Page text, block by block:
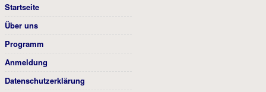
Startseite
Über uns
Programm
Anmeldung
Datenschutzerklärung